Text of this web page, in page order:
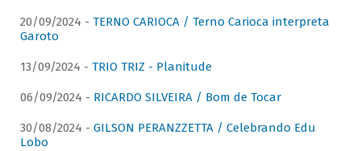
20/09/2024 - TERNO CARIOCA / Terno Carioca interpreta
Garoto
13/09/2024 - TRIO TRIZ - Planitude
06/09/2024 - RICARDO SILVEIRA / Bom de Tocar
30/08/2024 - GILSON PERANZZETTA / Celebrando Edu
Lobo